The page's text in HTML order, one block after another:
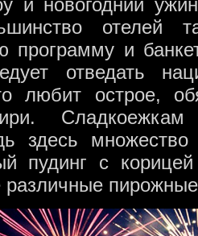
отелей
программу и
отведать
любит острое,
здесь множество
пудинг с
различные